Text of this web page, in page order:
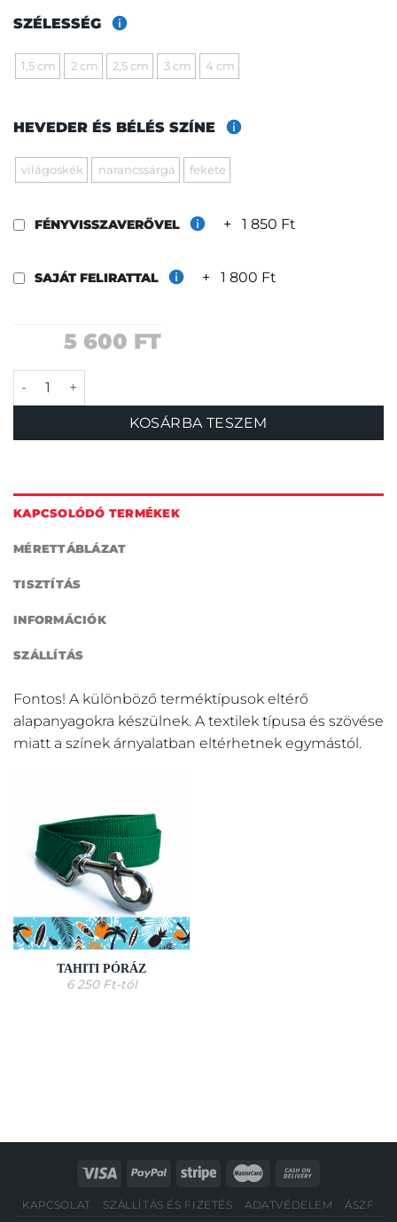
SZÉLESSÉG
1,5 cm 2 cm 2,5 cm 3 cm 4 cm
HEVEDER ÉS BÉLÉS SZÍNE
világoskék narancssárga fekete
FÉNYVISSZAVERŐVEL + 1 850 Ft
SAJÁT FELIRATTAL + 1 800 Ft
5 600 FT
Tahiti nyakörv mennyiség
KOSÁRBA TESZEM
KAPCSOLÓDÓ TERMÉKEK
MÉRETTÁBLÁZAT
TISZTÍTÁS
INFORMÁCIÓK
SZÁLLÍTÁS
Fontos! A különböző terméktípusok eltérő
alapanyagokra készülnek. A textilek típusa és szövése
miatt a színek árnyalatban eltérhetnek egymástól.
TAHITI PÓRÁZ
6 250 Ft-tól
KAPCSOLAT SZÁLLÍTÁS ÉS FIZETÉS ADATVÉDELEM ÁSZF